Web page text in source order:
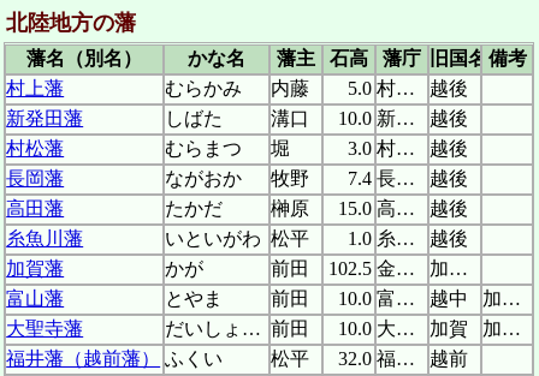
北陸地方の藩
藩名（別名） かな名 藩主 石高 藩庁 旧国名 備考
村上藩
むらかみ 内藤 5.0 村上城
越後
新発田藩
しばた 溝口 10.0 新発田城
越後
村松藩
むらまつ 堀 3.0 村松城
越後
長岡藩
ながおか 牧野 7.4 長岡城
越後
高田藩
たかだ 榊原 15.0 高田城
越後
糸魚川藩
いといがわ 松平 1.0 糸魚川陣屋
越後
加賀藩
かが 前田 102.5 金沢城
加賀、能登、越中
富山藩
とやま 前田 10.0 富山城 越中
加賀藩支藩
大聖寺藩
だいしょうじ 前田 10.0 大聖寺城 加賀
加賀藩支藩
福井藩（越前藩）
ふくい 松平 32.0 福井城
越前